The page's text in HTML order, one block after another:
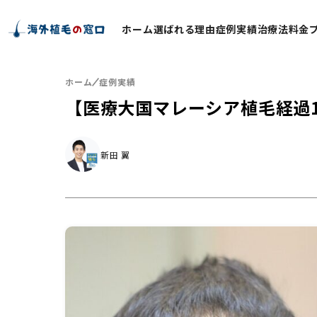
ホーム選ばれる理由症例実績治療法料金
ホーム 症例実績
【医療大国マレーシア植毛経
新田 翼